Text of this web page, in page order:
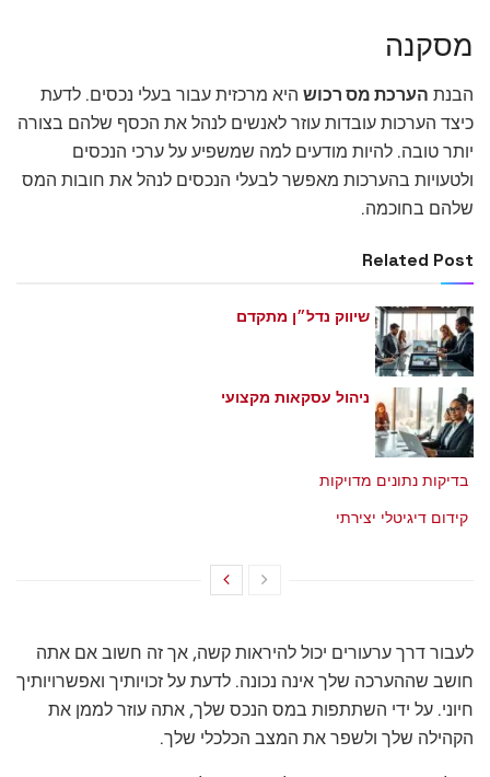
מסקנה
הבנת הערכת מס רכוש היא מרכזית עבור בעלי נכסים. לדעת
כיצד הערכות עובדות עוזר לאנשים לנהל את הכסף שלהם בצורה
יותר טובה. להיות מודעים למה שמשפיע על ערכי הנכסים
ולטעויות בהערכות מאפשר לבעלי הנכסים לנהל את חובות המס
שלהם בחוכמה.
Related Post
שיווק נדל״ן מתקדם
ניהול עסקאות מקצועי
בדיקות נתונים מדויקות
קידום דיגיטלי יצירתי
לעבור דרך ערעורים יכול להיראות קשה, אך זה חשוב אם אתה
חושב שההערכה שלך אינה נכונה. לדעת על זכויותיך ואפשרויותיך
חיוני. על ידי השתתפות במס הנכס שלך, אתה עוזר לממן את
הקהילה שלך ולשפר את המצב הכלכלי שלך.